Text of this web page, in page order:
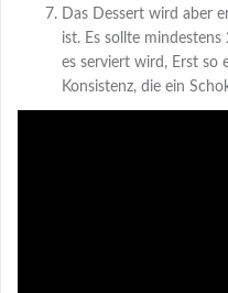
Das Dessert wird aber
ist. Es sollte
es serviert wird, Erst so
Konsistenz, die ein